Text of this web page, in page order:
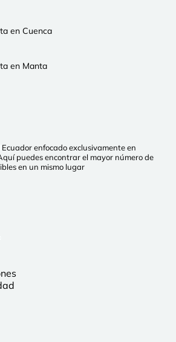
en Cuenca
en Manta
enfocado exclusivamente en
puedes encontrar el mayor número de
en un mismo lugar